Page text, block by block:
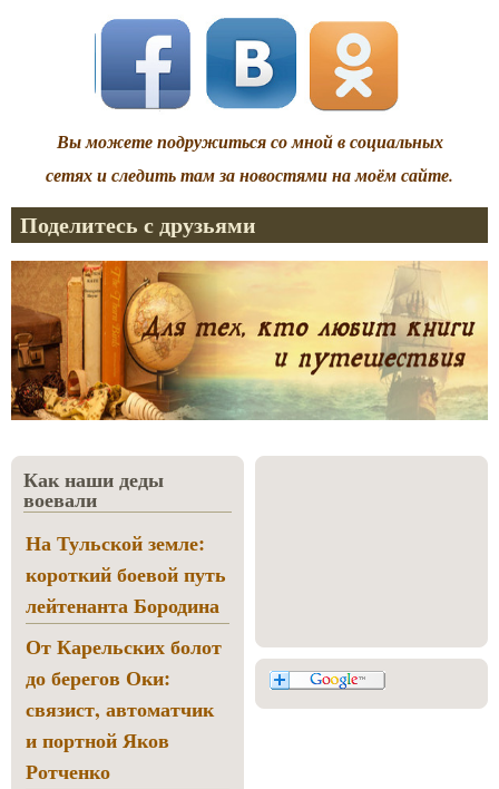
Вы можете подружиться со мной в социальных
сетях и следить там за новостями на моём сайте.
Поделитесь с друзьями
Как наши деды
воевали
На Тульской земле:
короткий боевой путь
лейтенанта Бородина
От Карельских болот
до берегов Оки:
связист, автоматчик
и портной Яков
Ротченко